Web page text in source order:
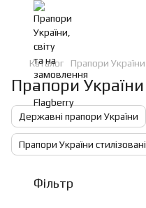
Каталог Прапори України
Прапори України
Державні прапори України
Прапори України стилізовані
Фільтр